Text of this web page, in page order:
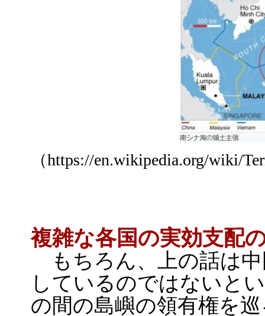
（https://en.wikipedia.org/wiki/
複雑な各国の実効支配
もちろん、上の話は中
しているのではないと
の間の島嶼の領有権を